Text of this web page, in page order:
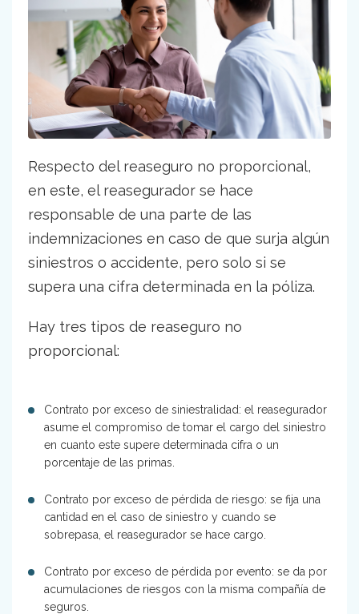
Respecto del reaseguro no proporcional,
en este, el reasegurador se hace
responsable de una parte de las
indemnizaciones en caso de que surja algún
siniestros o accidente, pero solo si se
supera una cifra determinada en la póliza.
Hay tres tipos de reaseguro no
proporcional:
Contrato por exceso de siniestralidad: el reasegurador
asume el compromiso de tomar el cargo del siniestro
en cuanto este supere determinada cifra o un
porcentaje de las primas.
Contrato por exceso de pérdida de riesgo: se fija una
cantidad en el caso de siniestro y cuando se
sobrepasa, el reasegurador se hace cargo.
Contrato por exceso de pérdida por evento: se da por
acumulaciones de riesgos con la misma compañía de
seguros.